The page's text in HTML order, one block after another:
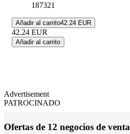
187321
Añadir al carrito42.24 EUR
42.24 EUR
Añadir al carrito
Advertisement
PATROCINADO
Ofertas de 12 negocios de venta